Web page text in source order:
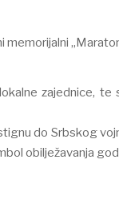
zajednice, te
do Srbskog
obilјežavanja